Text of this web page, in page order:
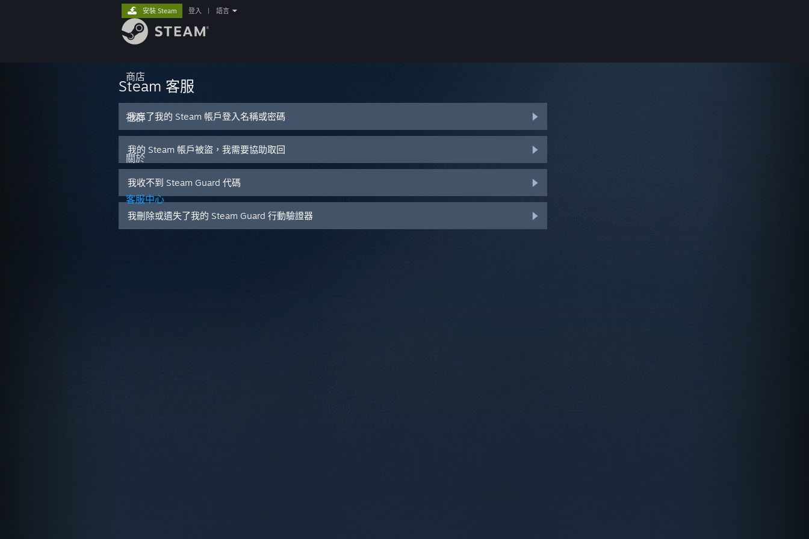
商店
社群
關於
客服中心
安裝 Steam 登入 語言
Steam 客服
我忘了我的 Steam 帳戶登入名稱或密碼
我的 Steam 帳戶被盜，我需要協助取回
我收不到 Steam Guard 代碼
我刪除或遺失了我的 Steam Guard 行動驗證器